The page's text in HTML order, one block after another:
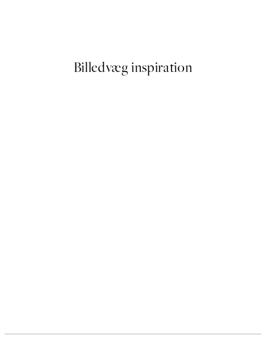
Billedvæg inspiration